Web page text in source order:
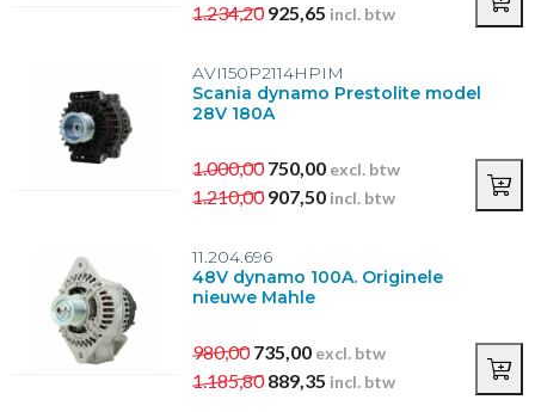
1.234,20925,65 incl. btw
AVI150P2114HPIM
Scania dynamo Prestolite model
28V 180A
1.000,00750,00 excl. btw
1.210,00907,50 incl. btw
11.204.696
48V dynamo 100A. Originele
nieuwe Mahle
980,00735,00 excl. btw
1.185,80889,35 incl. btw